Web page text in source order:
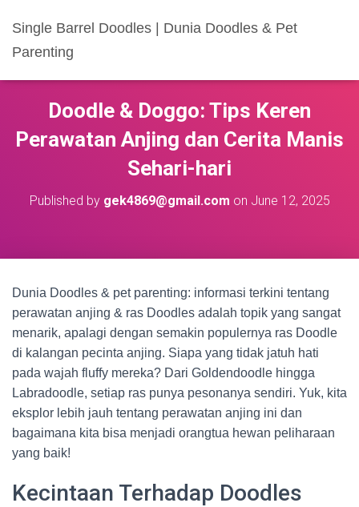
Single Barrel Doodles | Dunia Doodles & Pet
Parenting
Doodle & Doggo: Tips Keren
Perawatan Anjing dan Cerita Manis
Sehari-hari
Published by gek4869@gmail.com on June 12, 2025
Dunia Doodles & pet parenting: informasi terkini tentang
perawatan anjing & ras Doodles adalah topik yang sangat
menarik, apalagi dengan semakin populernya ras Doodle
di kalangan pecinta anjing. Siapa yang tidak jatuh hati
pada wajah fluffy mereka? Dari Goldendoodle hingga
Labradoodle, setiap ras punya pesonanya sendiri. Yuk, kita
eksplor lebih jauh tentang perawatan anjing ini dan
bagaimana kita bisa menjadi orangtua hewan peliharaan
yang baik!
Kecintaan Terhadap Doodles